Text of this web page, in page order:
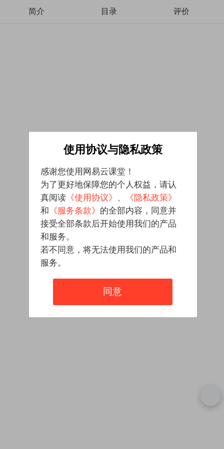
简介 目录 评价
使用协议与隐私政策
感谢您使用网易云课堂！
为了更好地保障您的个人权益，请认
真阅读 《使用协议》 、
《隐私政策》
和 《服务条款》 的全部内容，同意并
接受全部条款后开始使用我们的产品
和服务。
若不同意，将无法使用我们的产品和
服务。
同意